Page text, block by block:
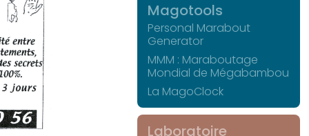
Magotools
Personal Marabout
Generator
MMM : Maraboutage
Mondial de Mégabambou
La MagoClock
Laboratoire